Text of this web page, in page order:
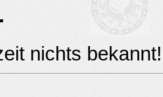
nichts bekannt!